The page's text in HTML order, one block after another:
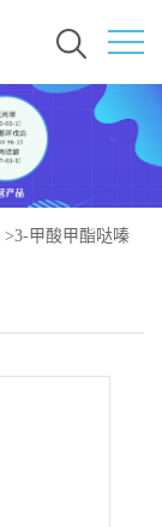
>3-甲酸甲酯哒嗪